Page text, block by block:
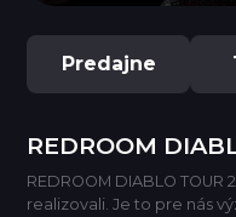
Predajne
REDROOM
REDROOM DIABLO TOUR
realizovali. Je to pre nás